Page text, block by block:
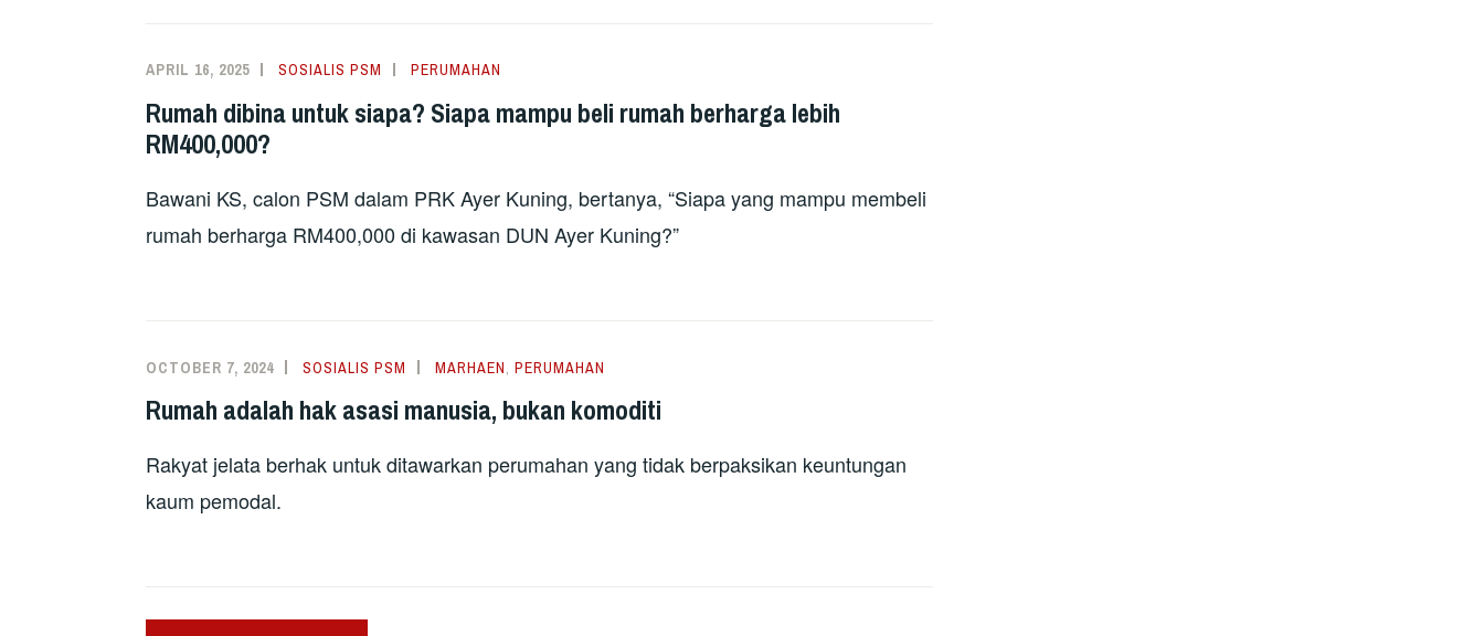
APRIL 16, 2025 SOSIALIS PSM PERUMAHAN
Rumah dibina untuk siapa? Siapa mampu beli rumah berharga lebih
RM400,000?
Bawani KS, calon PSM dalam PRK Ayer Kuning, bertanya, “Siapa yang mampu membeli
rumah berharga RM400,000 di kawasan DUN Ayer Kuning?”
OCTOBER 7, 2024 SOSIALIS PSM MARHAEN, PERUMAHAN
Rumah adalah hak asasi manusia, bukan komoditi
Rakyat jelata berhak untuk ditawarkan perumahan yang tidak berpaksikan keuntungan
kaum pemodal.